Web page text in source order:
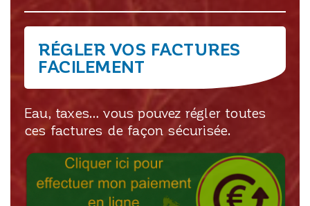
RÉGLER VOS FACTURES
FACILEMENT
Eau, taxes… vous pouvez régler toutes
ces factures de façon sécurisée.